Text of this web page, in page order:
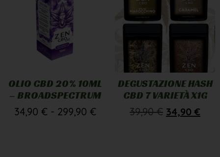
OLIO CBD 20% 10ML
– BROADSPECTRUM
34,90 € - 299,90 €
DEGUSTAZIONE HASH
CBD 7 VARIETÀ X1G
39,90€ 34,90 €